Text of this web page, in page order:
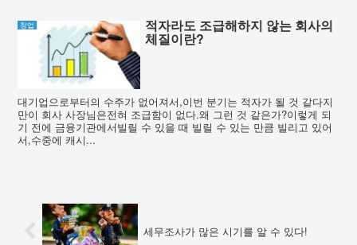
창업 적자라도 조급해하지 않는 회사의
체질이란?
대기업으로부터의 수주가 없어져서,이번 분기는 적자가 될 것 같다지
만이 회사 사장님은전혀 조급함이 없다.왜 그런 것 같은가?이렇게 되
기 전에 금융기관에서빌릴 수 있을 때 빌릴 수 있는 만큼 빌리고 있어
서,수중에 캐시...
세무조사가 많은 시기를 알 수 있다!